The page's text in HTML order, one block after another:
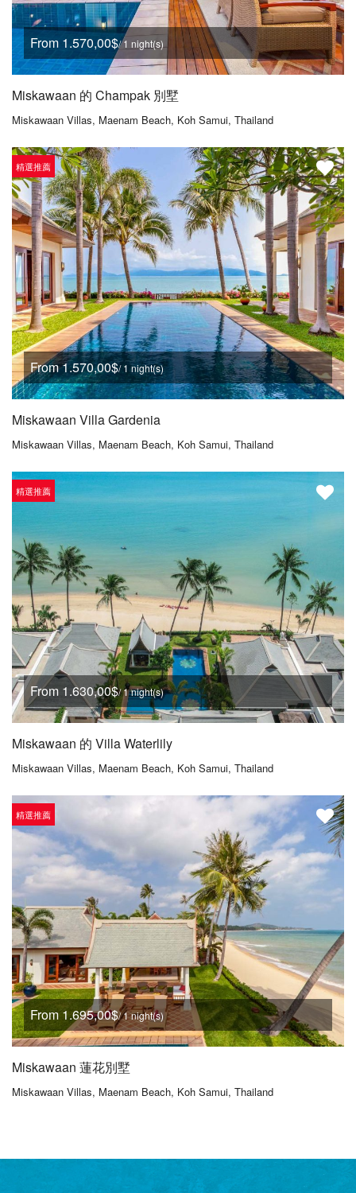
From 1.570,00$/ 1 night(s)
Miskawaan 的 Champak 別墅
Miskawaan Villas, Maenam Beach, Koh Samui, Thailand
精選推薦
From 1.570,00$/ 1 night(s)
Miskawaan Villa Gardenia
Miskawaan Villas, Maenam Beach, Koh Samui, Thailand
精選推薦
From 1.630,00$/ 1 night(s)
Miskawaan 的 Villa Waterlily
Miskawaan Villas, Maenam Beach, Koh Samui, Thailand
精選推薦
From 1.695,00$/ 1 night(s)
Miskawaan 蓮花別墅
Miskawaan Villas, Maenam Beach, Koh Samui, Thailand